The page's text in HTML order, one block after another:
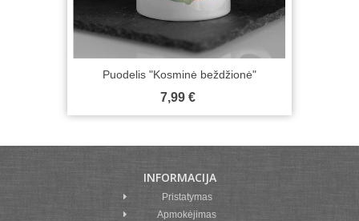
Puodelis "Kosminė beždžionė"
7,99 €
INFORMACIJA
Pristatymas
Apmokėjimas